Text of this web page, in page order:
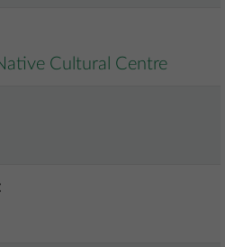
Cultural Centre